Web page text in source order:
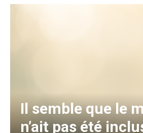
Il semble que le
n’ait pas été